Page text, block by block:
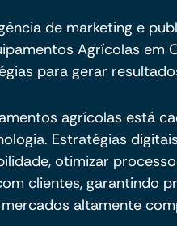
de marketing e
Agrícolas em
para gerar
agrícolas está
Estratégias
otimizar
clientes, garantindo
altamente